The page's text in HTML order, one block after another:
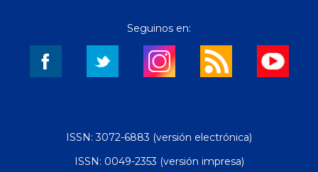
Seguinos en:
ISSN: 3072-6883 (versión electrónica)
ISSN: 0049-2353 (versión impresa)